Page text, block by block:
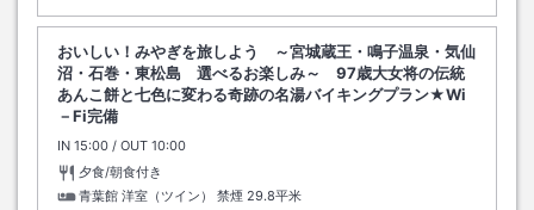
おいしい！みやぎを旅しよう ～宮城蔵王・鳴子温泉・気仙
沼・石巻・東松島 選べるお楽しみ～ 97歳大女将の伝統
あんこ餅と七色に変わる奇跡の名湯バイキングプラン★Wi
－Fi完備
IN チェックイン
15:00 / OUT チェックアウト
10:00
夕食/朝食付き
青葉館 洋室（ツイン） 禁煙 29.8平米